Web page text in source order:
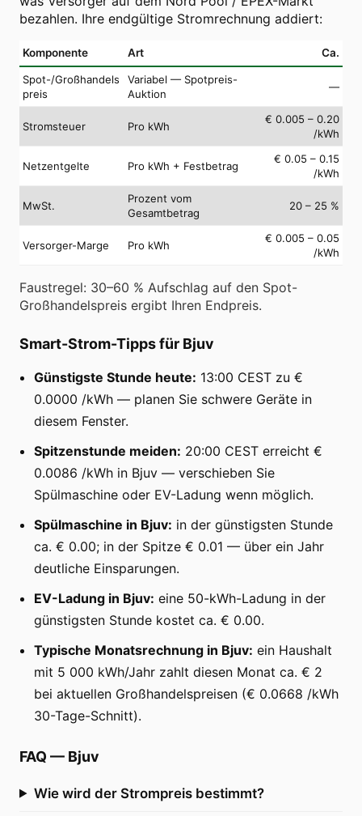
bezahlen. Ihre endgültige Stromrechnung addiert:
Komponente Art Ca.
Spot-/Großhandels
preis
Variabel — Spotpreis-
Auktion
—
Stromsteuer Pro kWh
€ 0.005 – 0.20
/kWh
Netzentgelte Pro kWh + Festbetrag
€ 0.05 – 0.15
/kWh
MwSt.
Prozent vom
Gesamtbetrag
20 – 25 %
Versorger-Marge Pro kWh
€ 0.005 – 0.05
/kWh
Faustregel: 30–60 % Aufschlag auf den Spot-
Großhandelspreis ergibt Ihren Endpreis.
Smart-Strom-Tipps für Bjuv
Günstigste Stunde heute: 13:00 CEST zu €
0.0000 /kWh — planen Sie schwere Geräte in
diesem Fenster.
Spitzenstunde meiden: 20:00 CEST erreicht €
0.0086 /kWh in Bjuv — verschieben Sie
Spülmaschine oder EV-Ladung wenn möglich.
Spülmaschine in Bjuv: in der günstigsten Stunde
ca. € 0.00; in der Spitze € 0.01 — über ein Jahr
deutliche Einsparungen.
EV-Ladung in Bjuv: eine 50-kWh-Ladung in der
günstigsten Stunde kostet ca. € 0.00.
Typische Monatsrechnung in Bjuv: ein Haushalt
mit 5 000 kWh/Jahr zahlt diesen Monat ca. € 2
bei aktuellen Großhandelspreisen (€ 0.0668 /kWh
30-Tage-Schnitt).
FAQ — Bjuv
Wie wird der Strompreis bestimmt?